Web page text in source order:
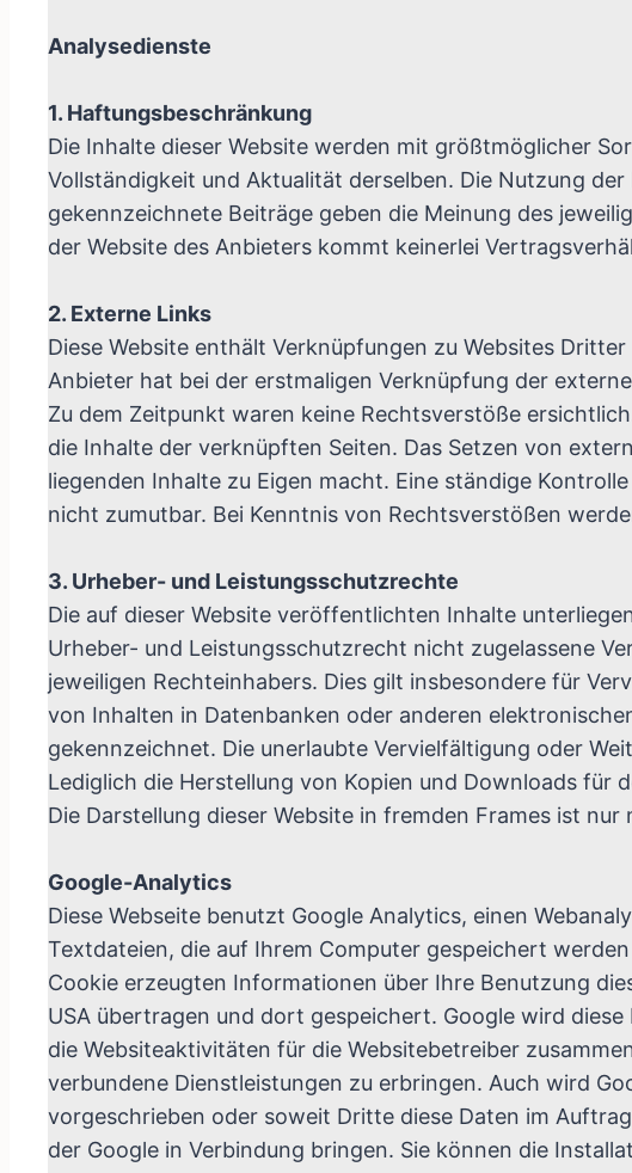
Analysedienste
1. Haftungsbeschränkung
Die Inhalte dieser Website werden mit größtmöglicher
Vollständigkeit und Aktualität derselben. Die Nutzung
gekennzeichnete Beiträge geben die Meinung des
der Website des Anbieters kommt keinerlei
2. Externe Links
Diese Website enthält Verknüpfungen zu Websites
Anbieter hat bei der erstmaligen Verknüpfung der
Zu dem Zeitpunkt waren keine Rechtsverstöße
die Inhalte der verknüpften Seiten. Das Setzen von
liegenden Inhalte zu Eigen macht. Eine ständige
nicht zumutbar. Bei Kenntnis von Rechtsverstößen
3. Urheber- und Leistungsschutzrechte
Die auf dieser Website veröffentlichten Inhalte
Urheber- und Leistungsschutzrecht nicht zugelassene
jeweiligen Rechteinhabers. Dies gilt insbesondere für
von Inhalten in Datenbanken oder anderen
gekennzeichnet. Die unerlaubte Vervielfältigung oder
Lediglich die Herstellung von Kopien und Downloads für
Die Darstellung dieser Website in fremden Frames ist
Google-Analytics
Diese Webseite benutzt Google Analytics, einen
Textdateien, die auf Ihrem Computer gespeichert
Cookie erzeugten Informationen über Ihre Benutzung
USA übertragen und dort gespeichert. Google wird
die Websiteaktivitäten für die Websitebetreiber
verbundene Dienstleistungen zu erbringen. Auch wird
vorgeschrieben oder soweit Dritte diese Daten im
der Google in Verbindung bringen. Sie können die